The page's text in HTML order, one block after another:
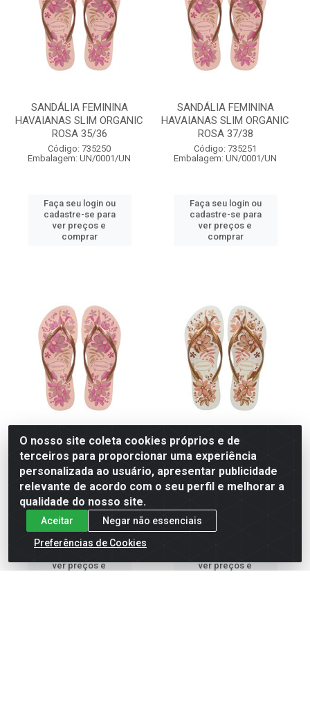
SANDÁLIA FEMININA
HAVAIANAS SLIM ORGANIC
ROSA 35/36
Código: 735250
Embalagem: UN/0001/UN
Faça seu login ou
cadastre-se para
ver preços e
comprar
SANDÁLIA FEMININA
HAVAIANAS SLIM ORGANIC
ROSA 37/38
Código: 735251
Embalagem: UN/0001/UN
Faça seu login ou
cadastre-se para
ver preços e
comprar
SANDÁLIA FEMININA
HAVAIANAS SLIM ORGANIC
ROSA 39/40
Código: 735252
Embalagem: UN/0001/UN
Faça seu login ou
ver preços e
SANDÁLIA FEMININA
HAVAIANAS SLIM ORGANIC
BRANCO E DOURADO 35...
Código: 735253
ver preços e
O nosso site coleta cookies próprios e de
terceiros para proporcionar uma experiência
personalizada ao usuário, apresentar publicidade
relevante de acordo com o seu perfil e melhorar a
qualidade do nosso site.
Aceitar
Negar não essenciais
Preferências de Cookies